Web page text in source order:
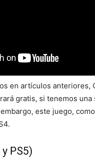
en artículos
gratis, si tenemos
este juego,
PS5)